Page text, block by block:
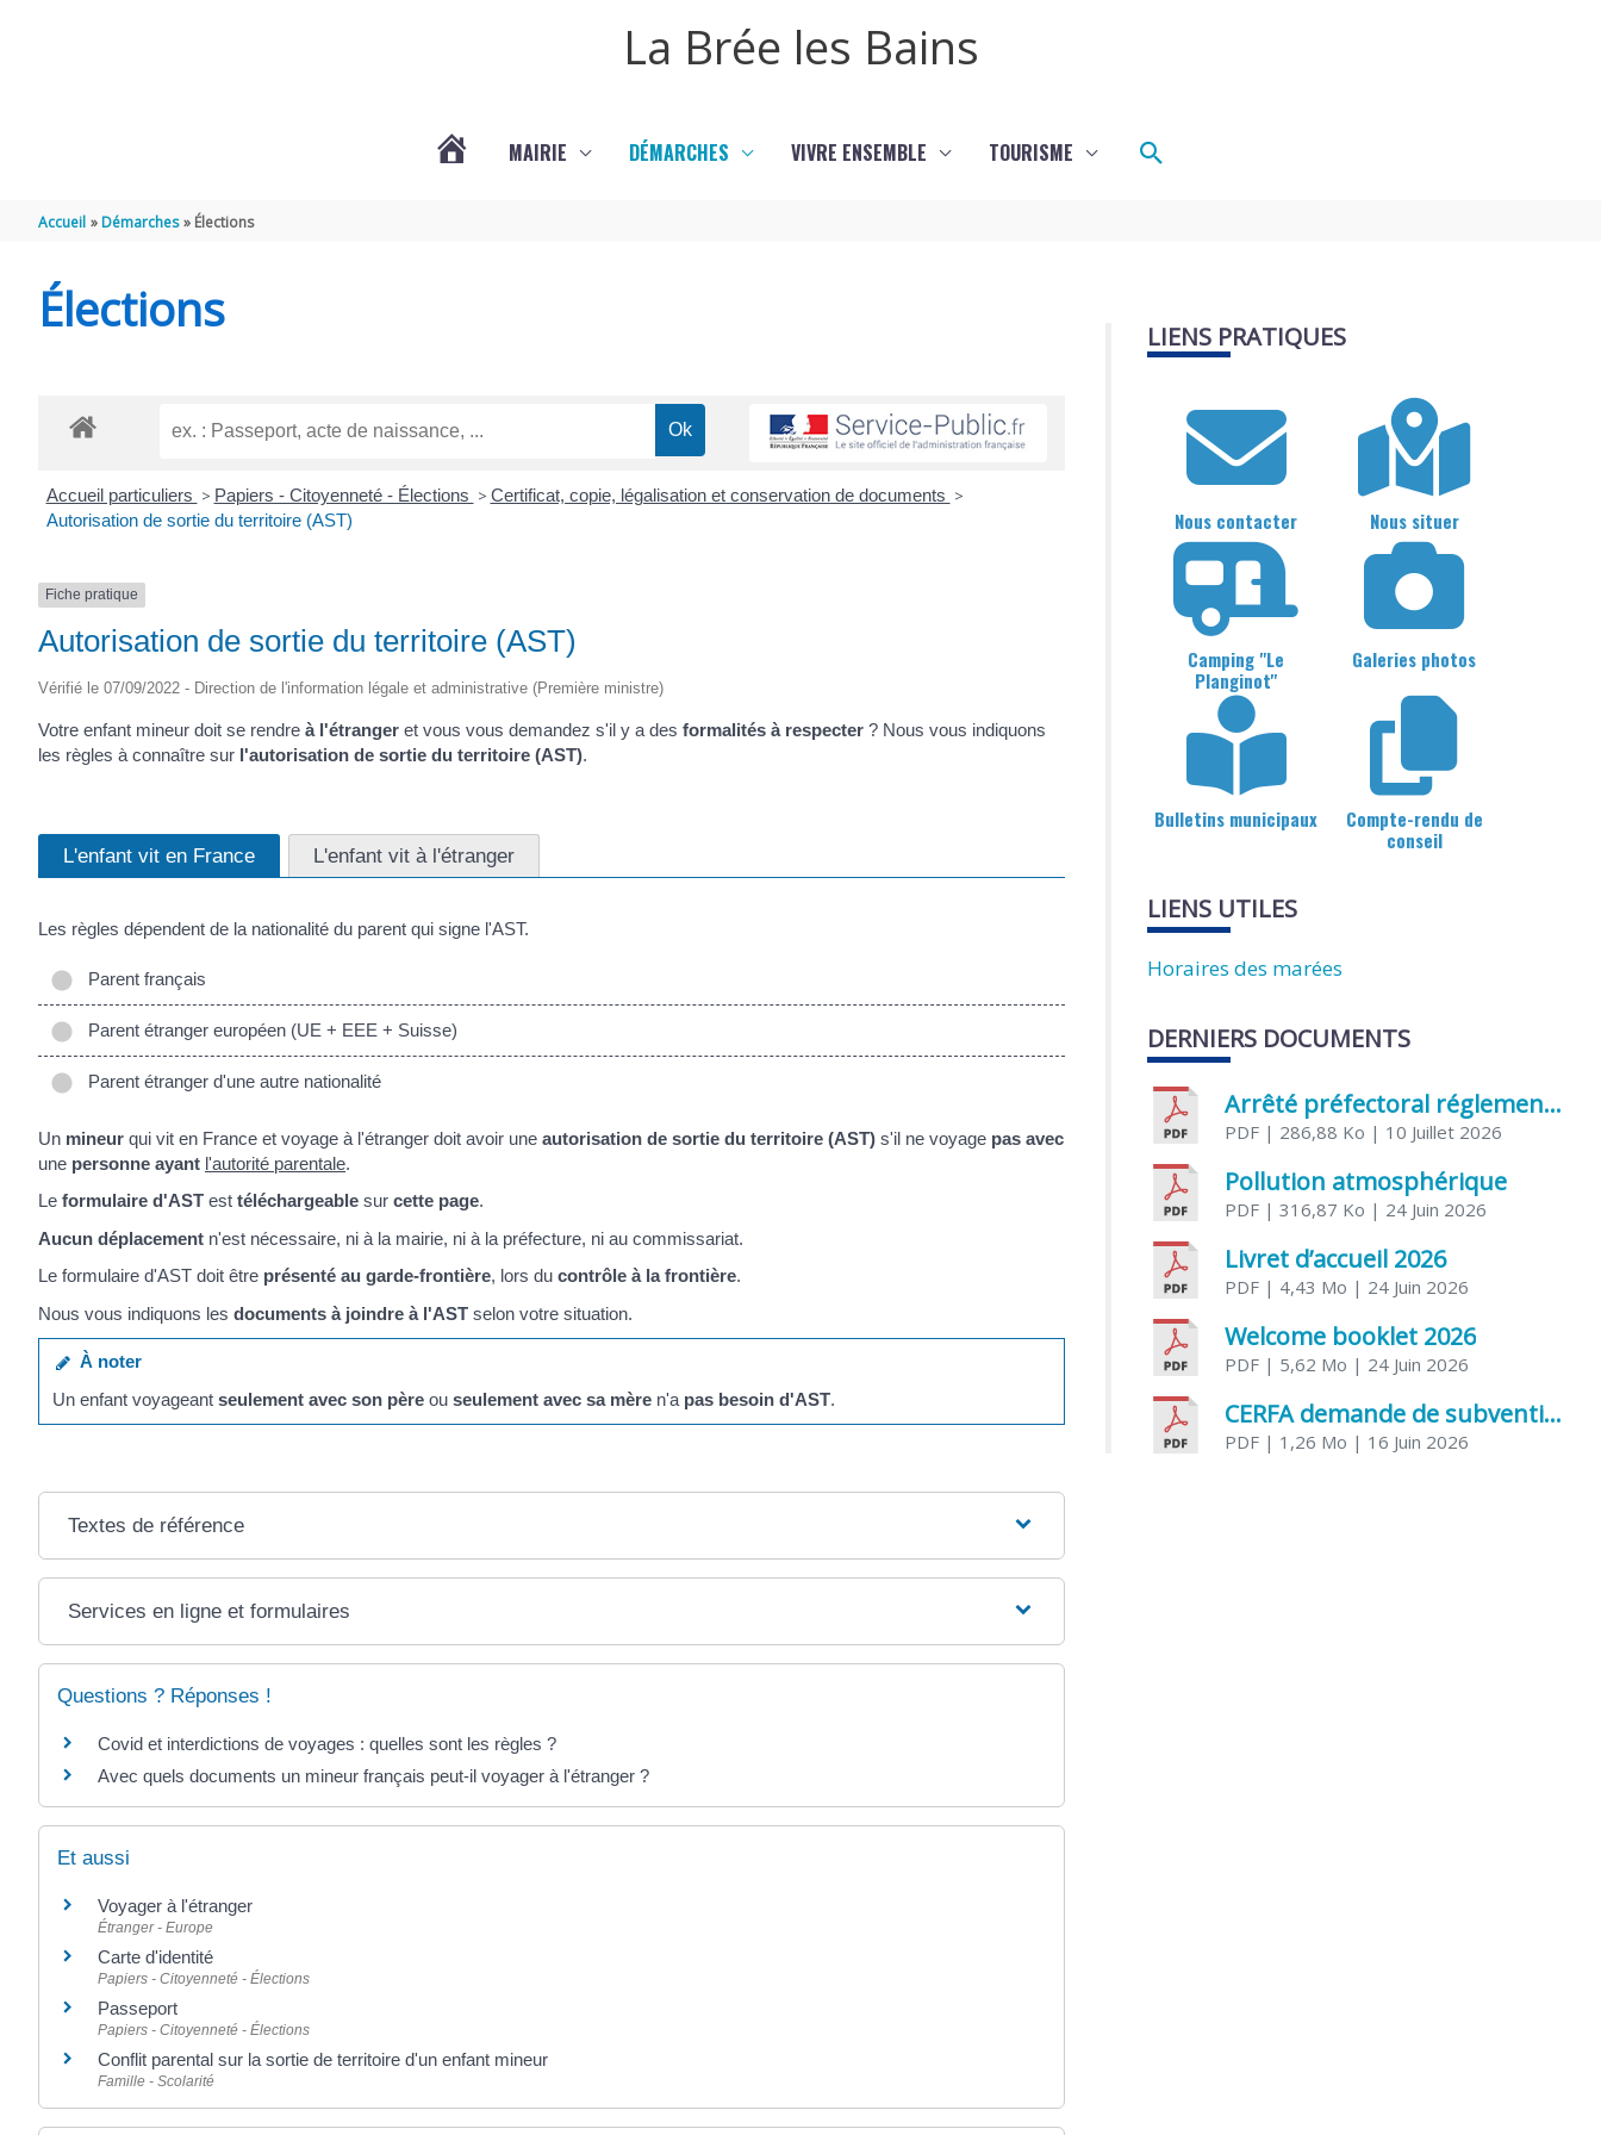
La Brée les Bains
MAIRIE DÉMARCHES VIVRE ENSEMBLE TOURISME Rechercher
Accueil Démarches Élections
Élections
Accueil particuliers > Papiers - Citoyenneté - Élections > Certificat, copie, légalisation et conservation de documents >
Autorisation de sortie du territoire (AST)
Fiche pratique
Autorisation de sortie du territoire (AST)
Vérifié le 07/09/2022 - Direction de l'information légale et administrative (Première ministre)
Votre enfant mineur doit se rendre à l'étranger et vous vous demandez s'il y a des formalités à respecter ? Nous vous indiquons
les règles à connaître sur l'autorisation de sortie du territoire (AST).
L'enfant vit en France L'enfant vit à l'étranger
Les règles dépendent de la nationalité du parent qui signe l'AST.
Parent français
Parent étranger européen (UE + EEE + Suisse)
Parent étranger d'une autre nationalité
Un mineur qui vit en France et voyage à l'étranger doit avoir une autorisation de sortie du territoire (AST) s'il ne voyage pas avec
une personne ayant l'autorité parentale.
Le formulaire d'AST est téléchargeable sur cette page.
Aucun déplacement n'est nécessaire, ni à la mairie, ni à la préfecture, ni au commissariat.
Le formulaire d'AST doit être présenté au garde-frontière, lors du contrôle à la frontière.
Nous vous indiquons les documents à joindre à l'AST selon votre situation.
À noter
Un enfant voyageantseulement avec son père ouseulement avec sa mère n'a pas besoin d'AST.
Textes de référence
Services en ligne et formulaires
Questions ? Réponses !
Covid et interdictions de voyages : quelles sont les règles ?
Avec quels documents un mineur français peut-il voyager à l'étranger ?
Et aussi
Voyager à l'étranger
Étranger - Europe
Carte d'identité
Papiers - Citoyenneté - Élections
Passeport
Papiers - Citoyenneté - Élections
Conflit parental sur la sortie de territoire d'un enfant mineur
Famille - Scolarité
LIENS PRATIQUES
Nous contacter Nous situer
Camping "Le
Planginot"
Galeries photos
Bulletins municipaux
Compte-rendu de
conseil
LIENS UTILES
Horaires des marées
DERNIERS DOCUMENTS
Arrêté préfectoral réglementant l’usage de l’eau
PDF | 286,88 Ko | 10 Juillet 2026
Pollution atmosphérique
PDF | 316,87 Ko | 24 Juin 2026
Livret d’accueil 2026
PDF | 4,43 Mo | 24 Juin 2026
Welcome booklet 2026
PDF | 5,62 Mo | 24 Juin 2026
CERFA demande de subvention association
PDF | 1,26 Mo | 16 Juin 2026